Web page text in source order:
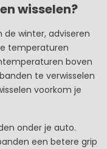
wisselen?
de winter, adviseren
temperaturen
boven
te verwisselen
voorkom je
onder je auto.
een betere grip